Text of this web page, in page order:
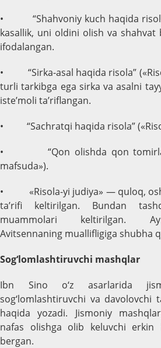
• “Shahvoniy kuch haqida
kasallik, uni oldini olish va shahvat
ifodalangan.
• “Sirka-asal haqida risola”
turli tarkibga ega sirka va asalni
iste’moli ta’riflangan.
• “Sachratqi haqida risola”
• “Qon olishda qon
mafsuda»).
• «Risola-yi judiya» — quloq,
ta’rifi keltirilgan. Bundan
muammolari keltirilgan.
Avitsennaning muallifligiga shubha
Sog‘lomlashtiruvchi mashqlar
Ibn Sino o‘z asarlarida
sog‘lomlashtiruvchi va davolovchi
haqida yozadi. Jismoniy
nafas olishga olib keluvchi erkin
bergan.